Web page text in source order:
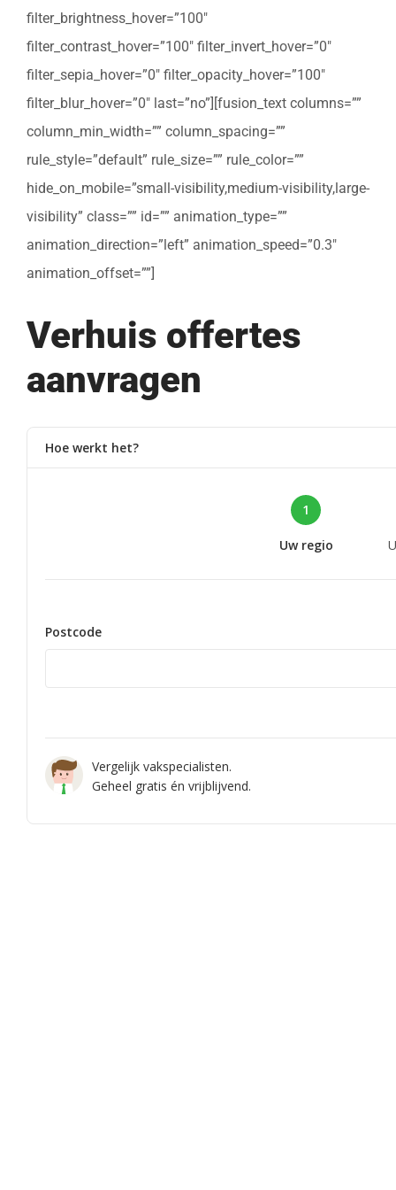
filter_brightness_hover=”100″
filter_contrast_hover=”100″ filter_invert_hover=”0″
filter_sepia_hover=”0″ filter_opacity_hover=”100″
filter_blur_hover=”0″ last=”no”][fusion_text columns=””
column_min_width=”” column_spacing=””
rule_style=”default” rule_size=”” rule_color=””
hide_on_mobile=”small-visibility,medium-visibility,large-
visibility” class=”” id=”” animation_type=””
animation_direction=”left” animation_speed=”0.3″
animation_offset=””]
Verhuis offertes
aanvragen